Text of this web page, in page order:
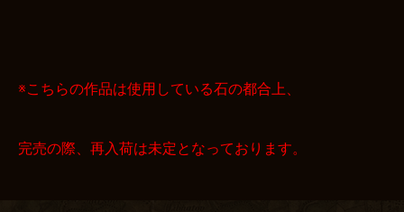
※こちらの作品は使用している石の都合上、
完売の際、再入荷は未定となっております。